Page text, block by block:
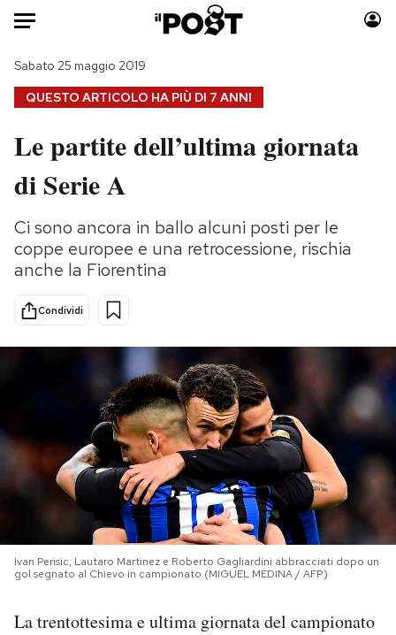
HOME
Italia
Politica
Tecnologia
Internet
Scienza
Cultura
Economia
Moda
Storie/Idee
Ok Boomer!
PODCAST
NEWSLETTER
I MIEI PREFERITI
QUESTO ARTICOLO HA PIÙ DI 7 ANNI
Sabato 25 maggio 2019
Le partite dell’ultima giornata
di Serie A
Ci sono ancora in ballo alcuni posti per le
coppe europee e una retrocessione, rischia
anche la Fiorentina
Condividi
Ivan Perisic, Lautaro Martinez e Roberto Gagliardini abbracciati dopo un
gol segnato al Chievo in campionato (MIGUEL MEDINA / AFP)
La trentottesima e ultima giornata del campionato